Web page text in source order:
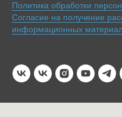
Политика обработки
Согласие на получение
информационных